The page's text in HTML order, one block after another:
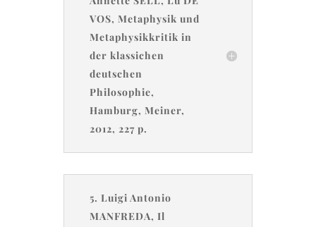
VOS, Metaphysik und
Metaphysikkritik in
der klassichen
deutschen
Philosophie,
Hamburg, Meiner,
2012, 227 p.
5. Luigi Antonio
MANFREDA, Il